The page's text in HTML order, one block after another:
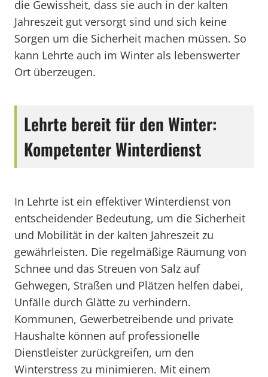
die Gewissheit, dass sie auch in der kalten
Jahreszeit gut versorgt sind und sich keine
Sorgen um die Sicherheit machen müssen. So
kann Lehrte auch im Winter als lebenswerter
Ort überzeugen.
Lehrte bereit für den Winter:
Kompetenter Winterdienst
In Lehrte ist ein effektiver Winterdienst von
entscheidender Bedeutung, um die Sicherheit
und Mobilität in der kalten Jahreszeit zu
gewährleisten. Die regelmäßige Räumung von
Schnee und das Streuen von Salz auf
Gehwegen, Straßen und Plätzen helfen dabei,
Unfälle durch Glätte zu verhindern.
Kommunen, Gewerbetreibende und private
Haushalte können auf professionelle
Dienstleister zurückgreifen, um den
Winterstress zu minimieren. Mit einem